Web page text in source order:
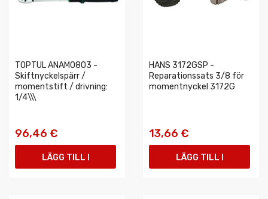
TOPTUL ANAM0803 -
Skiftnyckelspärr /
momentstift / drivning:
1/4\\\
96,46 €
LÄGG TILL I
HANS 3172GSP -
Reparationssats 3/8 för
momentnyckel 3172G
13,66 €
LÄGG TILL I